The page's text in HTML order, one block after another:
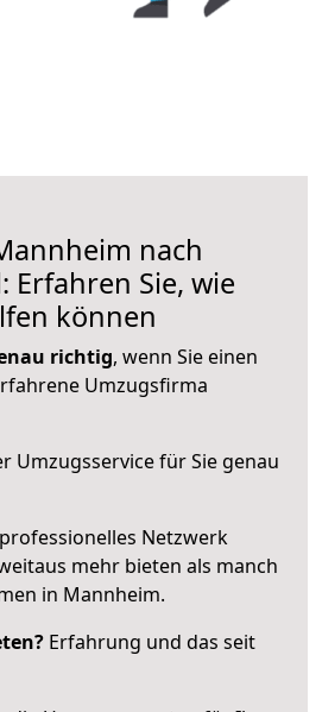
nach
Erfahren Sie, wie
können
richtig, wenn Sie einen
Umzugsfirma
Umzugsservice für Sie genau
Netzwerk
mehr bieten als manch
in Mannheim.
Erfahrung und das seit